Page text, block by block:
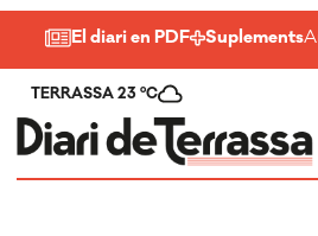
El diari en PDF Suplements
TERRASSA 23 ºC